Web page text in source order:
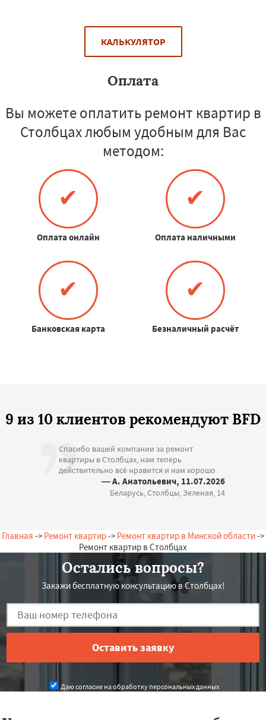
КАЛЬКУЛЯТОР
Оплата
Вы можете оплатить ремонт квартир в
Столбцах любым удобным для Вас
методом:
✔
Оплата онлайн
✔
Оплата наличными
✔
Банковская карта
✔
Безналичный расчёт
9 из 10 клиентов рекомендуют BFD
Спасибо вашей компании за ремонт
квартиры в Столбцах, нам теперь
действительно всё нравится и нам хорошо
— А. Анатольевич, 11.07.2026
Беларусь, Столбцы, Зеленая, 14
Главная -> Ремонт квартир-> Ремонт квартир в Минской области->
Ремонт квартир в Столбцах
Остались вопросы?
Закажи бесплатную консультацию в Столбцах!
Даю согласие на обработку персональных данных